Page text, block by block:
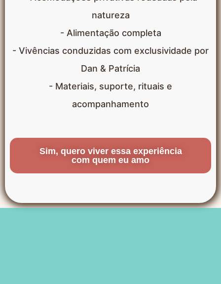
natureza
- Alimentação completa
- Vivências conduzidas com exclusividade por
Dan & Patrícia
- Materiais, suporte, rituais e
acompanhamento
Sim, quero viver essa experiência
com quem eu amo